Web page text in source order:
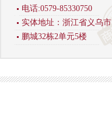
电话:0579-85330750
实体地址：浙江省义乌市
鹏城32栋2单元5楼